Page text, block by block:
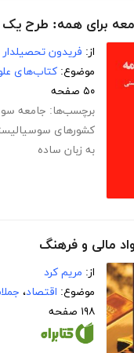
برای همه: طرح
از: فریدون تحصیلدار
موضوع: کتاب‌های
۵۰ صفحه
برچسب‌ها: جامعه
کشورهای
به زبان ساده
مالی و فرهنگ
از: مریم کرد
موضوع: اقتصاد،
۱۹۸ صفحه